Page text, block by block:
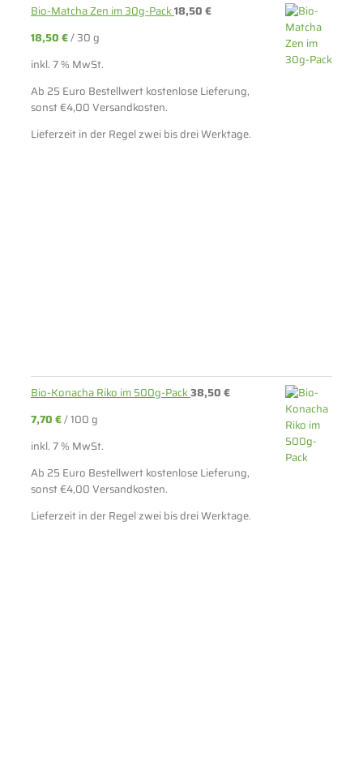
Bio-Matcha Zen im 30g-Pack18,50€
18,50€/30 g
inkl. 7 % MwSt.
Ab 25 Euro Bestellwert kostenlose Lieferung,
sonst €4,00 Versandkosten.
Lieferzeit in der Regel zwei bis drei Werktage.
Bio-Konacha Riko im 500g-Pack38,50€
7,70€/100 g
inkl. 7 % MwSt.
Ab 25 Euro Bestellwert kostenlose Lieferung,
sonst €4,00 Versandkosten.
Lieferzeit in der Regel zwei bis drei Werktage.